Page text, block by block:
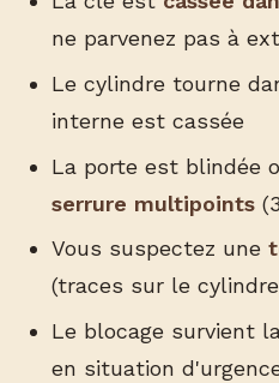
ne parvenez pas à
Le cylindre tourne
interne est cassée
La porte est blindée
serrure multipoints
Vous suspectez une
(traces sur le
Le blocage survient
en situation